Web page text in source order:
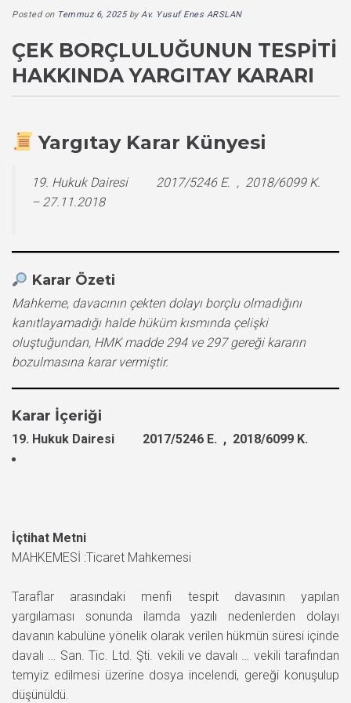
Posted on Temmuz 6, 2025byAv. Yusuf Enes ARSLAN
ÇEK BORÇLULUĞUNUN TESPITI
HAKKINDA YARGITAY KARARI
Yargıtay Karar Künyesi
19. Hukuk Dairesi 2017/5246 E. , 2018/6099 K.
– 27.11.2018
Karar Özeti
Mahkeme, davacının çekten dolayı borçlu olmadığını
kanıtlayamadığı halde hüküm kısmında çelişki
oluştuğundan, HMK madde 294 ve 297 gereği kararın
bozulmasına karar vermiştir.
Karar İçeriği
19. Hukuk Dairesi 2017/5246 E. , 2018/6099 K.
İçtihat Metni
MAHKEMESİ :Ticaret Mahkemesi
Taraflar arasındaki menfi tespit davasının yapılan
yargılaması sonunda ilamda yazılı nedenlerden dolayı
davanın kabulüne yönelik olarak verilen hükmün süresi içinde
davalı … San. Tic. Ltd. Şti. vekili ve davalı … vekili tarafından
temyiz edilmesi üzerine dosya incelendi, gereği konuşulup
düşünüldü.